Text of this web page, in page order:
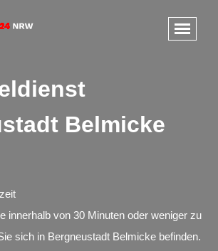
Belmicke
innerhalb von 30 Minuten oder weniger zu
sich in Bergneustadt Belmicke befinden.